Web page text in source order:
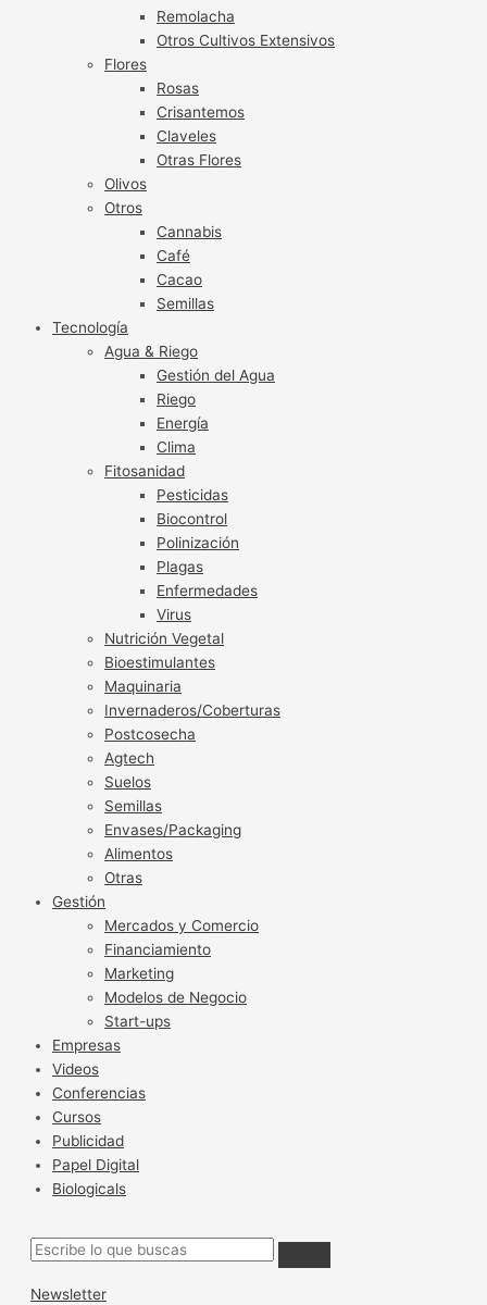
Remolacha
Otros Cultivos Extensivos
Flores
Rosas
Crisantemos
Claveles
Otras Flores
Olivos
Otros
Cannabis
Café
Cacao
Semillas
Tecnología
Agua & Riego
Gestión del Agua
Riego
Energía
Clima
Fitosanidad
Pesticidas
Biocontrol
Polinización
Plagas
Enfermedades
Virus
Nutrición Vegetal
Bioestimulantes
Maquinaria
Invernaderos/Coberturas
Postcosecha
Agtech
Suelos
Semillas
Envases/Packaging
Alimentos
Otras
Gestión
Mercados y Comercio
Financiamiento
Marketing
Modelos de Negocio
Start-ups
Empresas
Videos
Conferencias
Cursos
Publicidad
Papel Digital
Biologicals
Newsletter